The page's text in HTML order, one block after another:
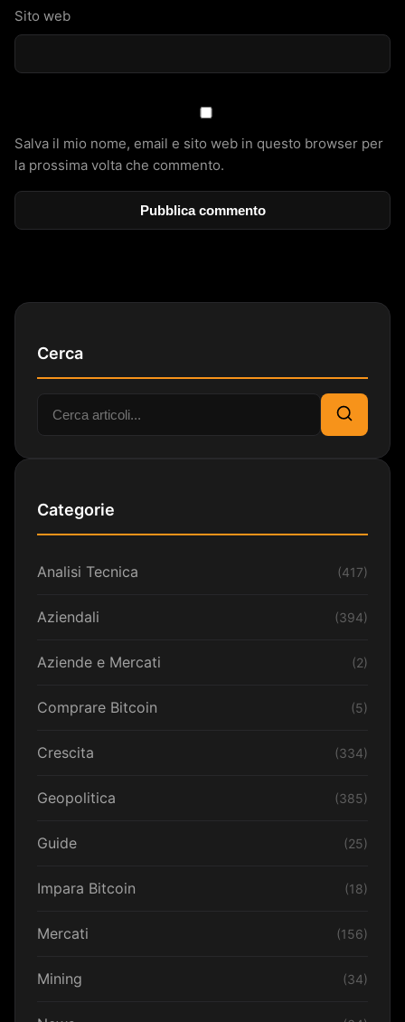
Sito web
Salva il mio nome, email e sito web in questo browser per
la prossima volta che commento.
Cerca
Cerca:
Cerca
Categorie
Analisi Tecnica (417)
Aziendali (394)
Aziende e Mercati (2)
Comprare Bitcoin (5)
Crescita (334)
Geopolitica (385)
Guide (25)
Impara Bitcoin (18)
Mercati (156)
Mining (34)